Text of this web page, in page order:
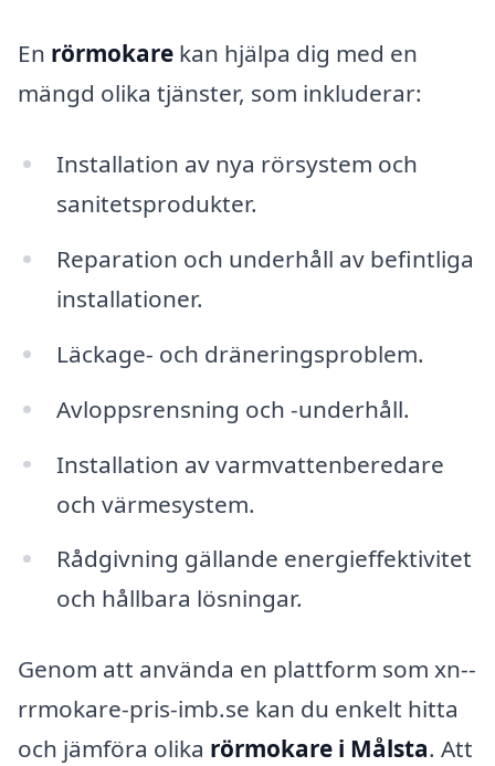
En rörmokare kan hjälpa dig med en
mängd olika tjänster, som inkluderar:
Installation av nya rörsystem och
sanitetsprodukter.
Reparation och underhåll av befintliga
installationer.
Läckage- och dräneringsproblem.
Avloppsrensning och -underhåll.
Installation av varmvattenberedare
och värmesystem.
Rådgivning gällande energieffektivitet
och hållbara lösningar.
Genom att använda en plattform som xn--
rrmokare-pris-imb.se kan du enkelt hitta
och jämföra olika rörmokare i Målsta. Att